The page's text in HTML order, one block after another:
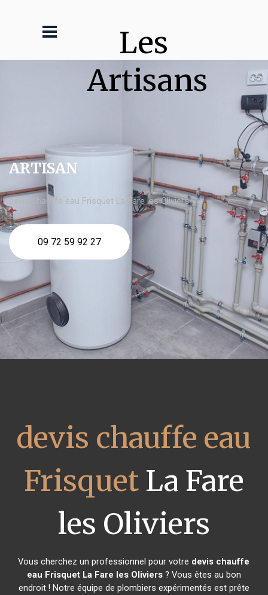
Les
Artisans
ARTISAN
devis chauffe eau Frisquet La Fare les Oliviers
09 72 59 92 27
devis chauffe eau
FrisquetLa Fare
les Oliviers
Vous cherchez un professionnel pour votre devis chauffe
eau Frisquet La Fare les Oliviers? Vous êtes au bon
endroit ! Notre équipe de plombiers expérimentés est prête